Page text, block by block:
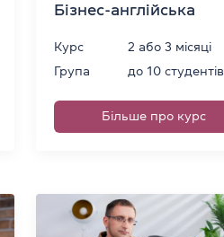
Бізнес-англійська
Курс
2 або 3 місяці
Група
до 10 студентів
Більше про курс